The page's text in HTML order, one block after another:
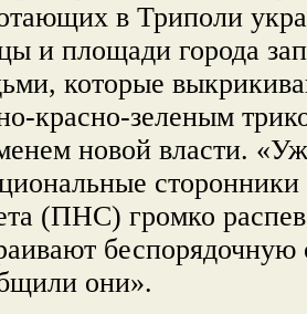
в Триполи
и площади города
которые
красно-зеленым
новой власти.
(ПНС) громко
они».